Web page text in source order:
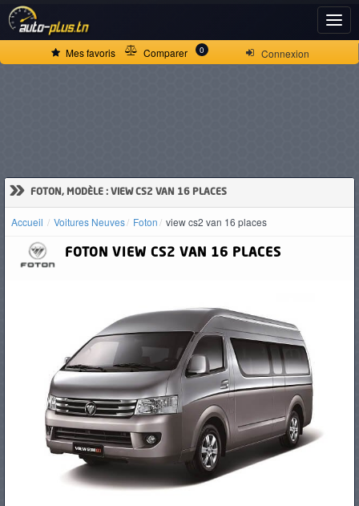
Connexion
Mes favoris Comparer 0
» FOTON, MODÈLE : VIEW CS2 VAN 16 PLACES
Accueil Voitures Neuves Foton view cs2 van 16 places
FOTON VIEW CS2 VAN 16 PLACES
ACCUEIL
D'OCCASION
PNEUS